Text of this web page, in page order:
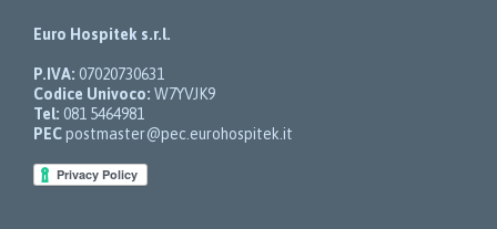
Euro Hospitek s.r.l.
P.IVA: 07020730631
Codice Univoco: W7YVJK9
Tel: 081 5464981
PECpostmaster@pec.eurohospitek.it